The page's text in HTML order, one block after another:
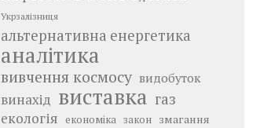
Укрзалізниця
альтернативна енергетика
аналітика
вивчення космосу видобуток
винахід виставка газ
екологія економіка закон змагання